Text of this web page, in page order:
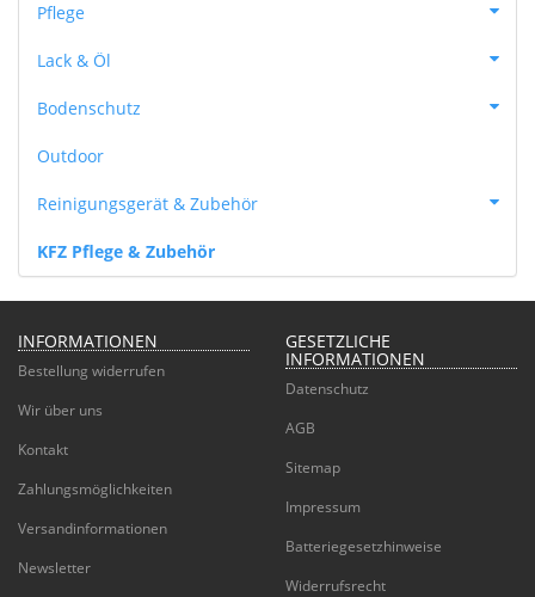
Pflege
Lack & Öl
Bodenschutz
Outdoor
Reinigungsgerät & Zubehör
KFZ Pflege & Zubehör
INFORMATIONEN
Bestellung widerrufen
Wir über uns
Kontakt
Zahlungsmöglichkeiten
Versandinformationen
Newsletter
GESETZLICHE
INFORMATIONEN
Datenschutz
AGB
Sitemap
Impressum
Batteriegesetzhinweise
Widerrufsrecht